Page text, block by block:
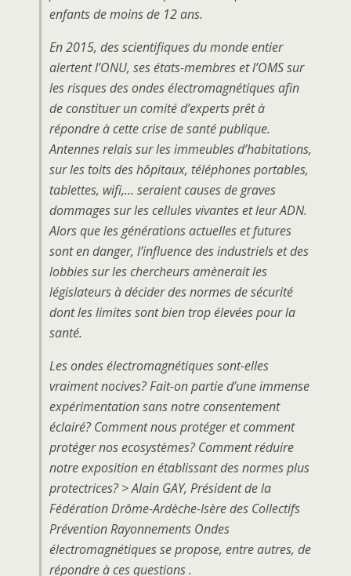
enfants de moins de 12 ans.
En 2015, des scientifiques du monde entier
alertent l’ONU, ses états-membres et l’OMS sur
les risques des ondes électromagnétiques afin
de constituer un comité d’experts prêt à
répondre à cette crise de santé publique.
Antennes relais sur les immeubles d’habitations,
sur les toits des hôpitaux, téléphones portables,
tablettes, wifi,… seraient causes de graves
dommages sur les cellules vivantes et leur ADN.
Alors que les générations actuelles et futures
sont en danger, l’influence des industriels et des
lobbies sur les chercheurs amènerait les
législateurs à décider des normes de sécurité
dont les limites sont bien trop élevées pour la
santé.
Les ondes électromagnétiques sont-elles
vraiment nocives? Fait-on partie d’une immense
expérimentation sans notre consentement
éclairé? Comment nous protéger et comment
protéger nos ecosystèmes? Comment réduire
notre exposition en établissant des normes plus
protectrices? > Alain GAY, Président de la
Fédération Drôme-Ardèche-Isère des Collectifs
Prévention Rayonnements Ondes
électromagnétiques se propose, entre autres, de
répondre à ces questions .